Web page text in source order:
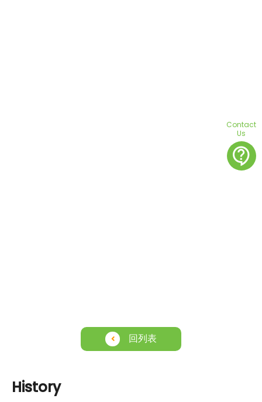
回列表
History
Contact
Us
contact_support